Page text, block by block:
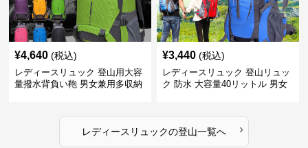
¥4,640 (税込)
レディースリュック 登山用大容
量撥水背負い鞄 男女兼用多収納
¥3,440 (税込)
レディースリュック 登山リュッ
ク 防水 大容量40リットル 男女
レディースリュックの登山一覧へ ›